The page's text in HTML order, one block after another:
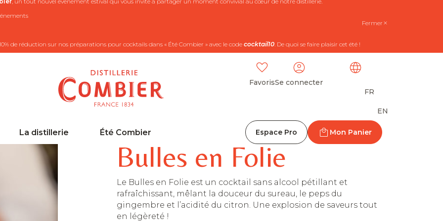
de réduction sur nos préparations pour cocktails dans « Été Combier » avec le code cocktail10. De quoi se faire plaisir cet été !
Fermer
FavorisSe connecter
FR
EN
La distillerie Été Combier Espace Pro Mon Panier
Bulles en Folie
Le Bulles en Folie est un cocktail sans alcool pétillant et
rafraîchissant, mêlant la douceur du sureau, le peps du
gingembre et l’acidité du citron. Une explosion de saveurs tout
en légèreté !